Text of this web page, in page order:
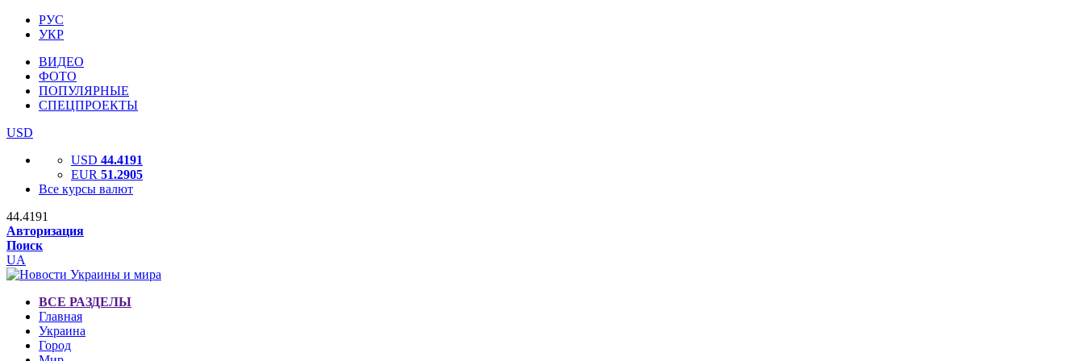
РУС
УКР
ВИДЕО
ФОТО
ПОПУЛЯРНЫЕ
СПЕЦПРОЕКТЫ
USD
USD 44.4191
EUR 51.2905
Все курсы валют
44.4191
Авторизация
Поиск
UA
ВСЕ РАЗДЕЛЫ
Главная
Украина
Город